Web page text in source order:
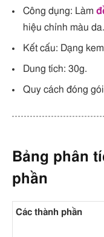
Công dụng: Làm
hiệu chỉnh màu
Kết cấu: Dạng
Dung tích: 30g.
Quy cách đóng
Bảng phân
phần
Các thành phần